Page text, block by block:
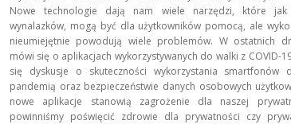
Nowe technologie dają nam wiele narzędzi, które jak
wynalazków, mogą być dla użytkowników pomocą, ale
nieumiejętnie powodują wiele problemów. W ostatnich
mówi się o aplikacjach wykorzystywanych do walki z COVID-
się dyskusje o skuteczności wykorzystania smartfonów
pandemią oraz bezpieczeństwie danych osobowych
nowe aplikacje stanowią zagrożenie dla naszej
powinniśmy poświęcić zdrowie dla prywatności czy